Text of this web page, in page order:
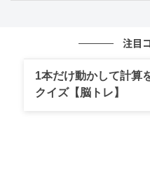
キッチングッズ売り場で
板パートナー』。一見す
注目
1本だけ動かして計算
クイズ【脳トレ】